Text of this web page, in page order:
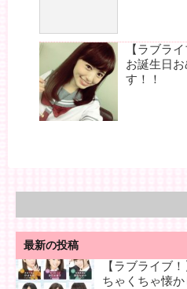
【ラブラ
お誕生日
す！！
最新の投稿
【ラブライブ
ちゃくちゃ懐か